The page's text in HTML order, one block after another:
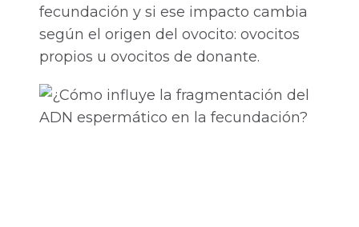
fecundación y si ese impacto cambia
según el origen del ovocito: ovocitos
propios u ovocitos de donante.